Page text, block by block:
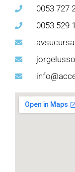
0053 727
0053 529